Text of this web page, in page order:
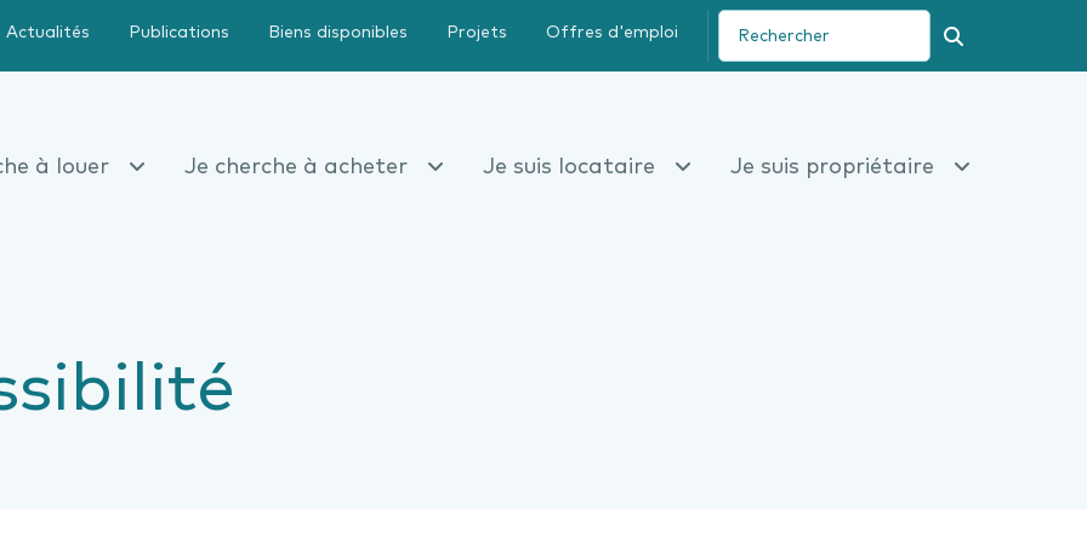
à louer Je cherche à acheter Je suis locataire Je suis propriétaire
Actualités Publications Biens disponibles Projets Offres d'emploi